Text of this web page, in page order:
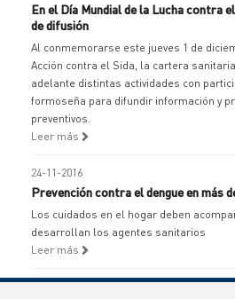
En el Día Mundial de la Lucha contra
de difusión
Al conmemorarse este jueves 1 de
Acción contra el Sida, la cartera
adelante distintas actividades con
formoseña para difundir información y
preventivos.
Leer más
24-11-2016
Prevención contra el dengue en más
Los cuidados en el hogar deben
desarrollan los agentes sanitarios
Leer más